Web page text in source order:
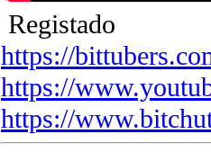
Registado
https://
https://
https://